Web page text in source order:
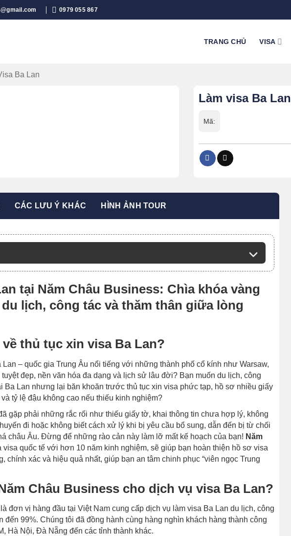
0979 055 867
TRANG CHỦ VISA
Ba Lan
Làm visa Ba Lan
Mã:
CÁC LƯU Ý KHÁC HÌNH ẢNH TOUR
tại Năm Châu Business: Chìa khóa vàng
lịch, công tác và thăm thân giữa lòng
thủ tục xin visa Ba Lan?
– quốc gia Trung Âu nổi tiếng với những thành phố cổ kính như Warsaw,
đẹp, nền văn hóa đa dạng và lịch sử lâu đời? Bạn muốn du lịch, công
Ba Lan nhưng lại băn khoăn trước thủ tục xin visa phức tạp, hồ sơ nhiều giấy
tỷ lệ đậu không cao nếu thiếu kinh nghiệm?
gặp phải những rắc rối như thiếu giấy tờ, khai thông tin chưa hợp lý, không
đi hoặc không biết cách xử lý khi bị yêu cầu bổ sung, dẫn đến bị từ chối
châu Âu. Đừng để những rào cản này làm lỡ mất kế hoạch của bạn! Năm
visa quốc tế với hơn 10 năm kinh nghiệm, sẽ giúp bạn hoàn thiện hồ sơ visa
chính xác và hiệu quả nhất, giúp bạn an tâm chinh phục “viên ngọc Trung
Châu Business cho dịch vụ visa Ba Lan?
đơn vị hàng đầu tại Việt Nam cung cấp dịch vụ làm visa Ba Lan du lịch, công
đến 99%. Chúng tôi đã đồng hành cùng hàng nghìn khách hàng thành công
Hà Nội, Đà Nẵng đến các tỉnh thành khác.